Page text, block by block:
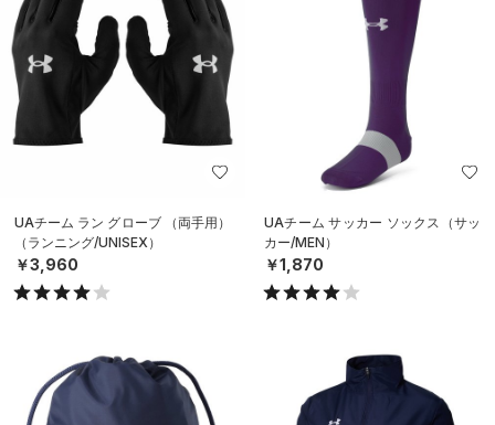
UAチーム ラン グローブ （両手用）
（ランニング/UNISEX）
￥3,960
UAチーム サッカー ソックス（サッ
カー/MEN）
￥1,870